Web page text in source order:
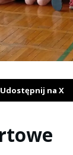
Udostępnij na X